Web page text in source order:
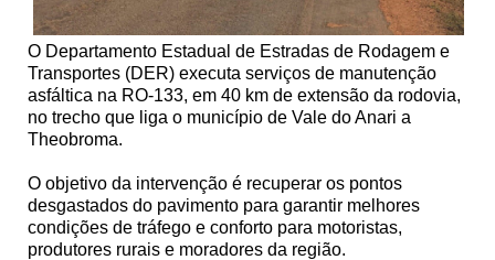
O Departamento Estadual de Estradas de Rodagem e
Transportes (DER) executa serviços de manutenção
asfáltica na RO-133, em 40 km de extensão da rodovia,
no trecho que liga o município de Vale do Anari a
Theobroma.
O objetivo da intervenção é recuperar os pontos
desgastados do pavimento para garantir melhores
condições de tráfego e conforto para motoristas,
produtores rurais e moradores da região.